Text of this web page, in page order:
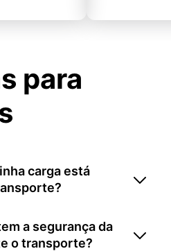
para
carga está
a segurança da
o transporte?